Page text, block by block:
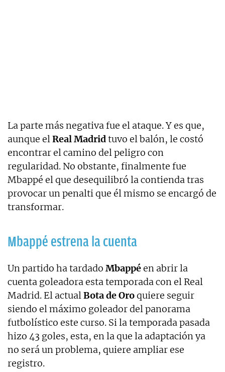
La parte más negativa fue el ataque. Y es que,
aunque elReal Madridtuvo el balón, le costó
encontrar el camino del peligro con
regularidad. No obstante, finalmente fue
Mbappé el que desequilibró la contienda tras
provocar un penalti que él mismo se encargó de
transformar.
Mbappé estrena la cuenta
Un partido ha tardado Mbappéen abrir la
cuenta goleadora esta temporada con el Real
Madrid. El actualBota de Oroquiere seguir
siendo el máximo goleador del panorama
futbolístico este curso. Si la temporada pasada
hizo 43 goles, esta, en la que la adaptación ya
no será un problema, quiere ampliar ese
registro.